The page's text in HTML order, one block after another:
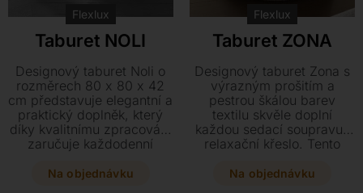
Flexlux
Taburet NOLI
Designový taburet Noli o
rozměrech 80 x 80 x 42
cm představuje elegantní a
praktický doplněk, který
díky kvalitnímu zpracování
zaručuje každodenní
prostor vám pomůže
Na objednávku
Flexlux
Taburet ZONA
Designový taburet Zona s
výrazným prošitím a
pestrou škálou barev
textilu skvěle doplní
každou sedací soupravu i
relaxační křeslo. Tento
ve dvou velikostech a
Na objednávku